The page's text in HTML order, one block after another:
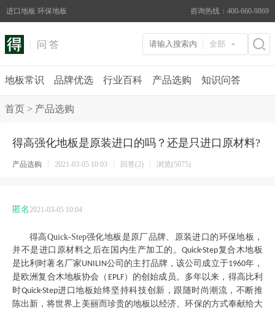
进口地板 环保地板 咨询热线：400-660-9869
问 答 全部
地板常识 品牌优选 行业百科 产品选购 知识问答
首页 > 产品选购
得高强化地板是原装进口的吗？还是只进口原材料?
产品选购 2021-03-05 10:03 回答(2) 浏览(5075)
匿名2021-03-05 10:04
得高Quick-Step强化地板是原厂品牌、原装进口的环保地板，
并不是进口原材料之后在国内生产加工的。Quick-Step复合木地板
是比利时著名厂家UNILIN公司的主打品牌，该公司成立于1960年，
是欧洲复合木地板协会（ EPLF）的创始成员。多年以来，得高比利
时Quick-Step进口地板始终坚持科技创新，跟随时尚潮流，不断推
陈出新，将世界上美丽而珍贵的地板以经济、环保的方式奉献给大